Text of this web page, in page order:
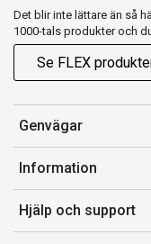
Det blir inte lättare än så
1000-tals produkter och
Se FLEX
Genvägar
Konto
Orderhistorik
Presentkort
Information
Försäljningsvillkor
Medlemsvillkor for
Hjälp och support